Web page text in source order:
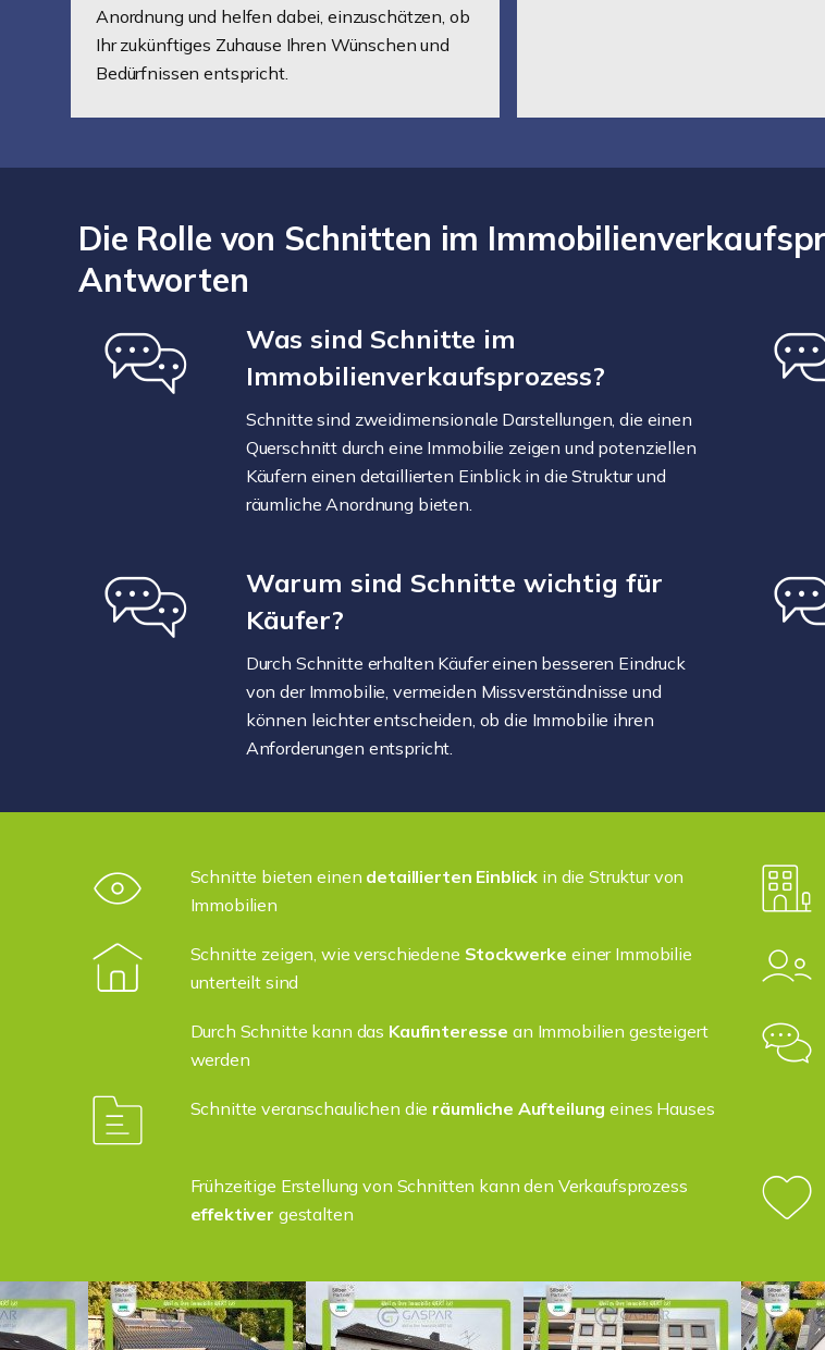
Anordnung und helfen dabei, einzuschätzen, ob
Ihr zukünftiges Zuhause Ihren Wünschen und
Bedürfnissen entspricht.
Die Rolle von Schnitten im
Antworten
Was sind Schnitte im
Immobilienverkaufsprozess?
Schnitte sind zweidimensionale Darstellungen, die einen
Querschnitt durch eine Immobilie zeigen und potenziellen
Käufern einen detaillierten Einblick in die Struktur und
räumliche Anordnung bieten.
Warum sind Schnitte wichtig für
Käufer?
Durch Schnitte erhalten Käufer einen besseren Eindruck
von der Immobilie, vermeiden Missverständnisse und
können leichter entscheiden, ob die Immobilie ihren
Anforderungen entspricht.
Schnitte bieten einen detaillierten Einblick in die Struktur von
Immobilien
Schnitte zeigen, wie verschiedene Stockwerke einer Immobilie
unterteilt sind
Durch Schnitte kann das Kaufinteresse an Immobilien gesteigert
werden
Schnitte veranschaulichen die räumliche Aufteilung eines Hauses
Frühzeitige Erstellung von Schnitten kann den Verkaufsprozess
effektiver gestalten